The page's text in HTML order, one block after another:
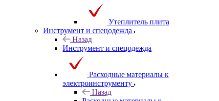
Утеплитель плита
Инструмент и спецодежда
Назад
Инструмент и спецодежда
Расходные материалы к
электроинструменту
Назад